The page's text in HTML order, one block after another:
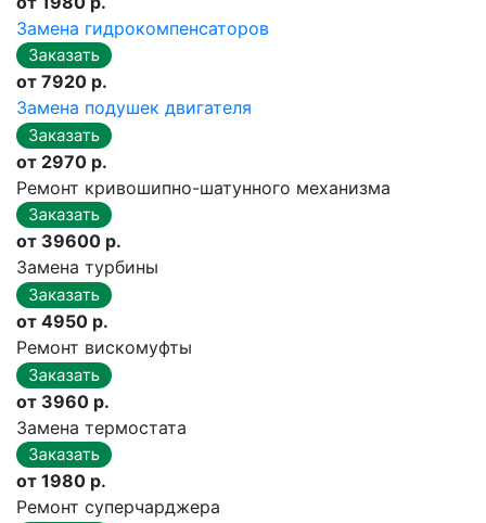
Замена гидрокомпенсаторов
от 7920 р.
Замена подушек двигателя
от 2970 р.
Ремонт кривошипно-шатунного механизма
от 39600 р.
Замена турбины
от 4950 р.
Ремонт вискомуфты
от 3960 р.
Замена термостата
от 1980 р.
Ремонт суперчарджера